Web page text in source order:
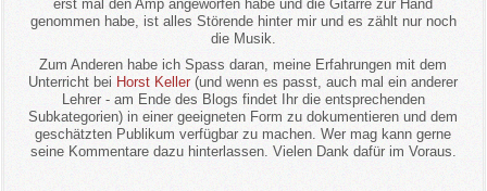
erst mal den Amp angeworfen habe und die Gitarre zur Hand
genommen habe, ist alles Störende hinter mir und es zählt nur noch
die Musik.
Zum Anderen habe ich Spass daran, meine Erfahrungen mit dem
Unterricht bei Horst Keller (und wenn es passt, auch mal ein anderer
Lehrer - am Ende des Blogs findet Ihr die entsprechenden
Subkategorien) in einer geeigneten Form zu dokumentieren und dem
geschätzten Publikum verfügbar zu machen. Wer mag kann gerne
seine Kommentare dazu hinterlassen. Vielen Dank dafür im Voraus.